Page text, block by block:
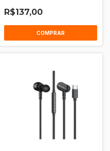
R$137,00
COMPRAR